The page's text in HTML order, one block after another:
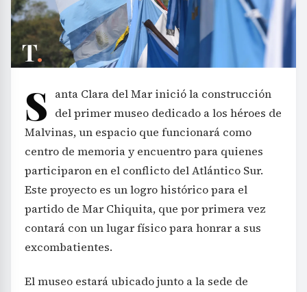
S anta Clara del Mar inició la construcción
del primer museo dedicado a los héroes de
Malvinas, un espacio que funcionará como
centro de memoria y encuentro para quienes
participaron en el conflicto del Atlántico Sur.
Este proyecto es un logro histórico para el
partido de Mar Chiquita, que por primera vez
contará con un lugar físico para honrar a sus
excombatientes.
El museo estará ubicado junto a la sede de